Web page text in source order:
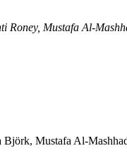
Roney, Mustafa Al-
Mustafa Al-